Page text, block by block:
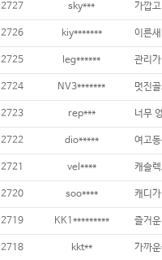
2727 sky*** 가깝
2726 kiy******* 이른
2725 leg****** 관리
2724 NV3******* 멋진
2723 rep*** 너무
2722 dio***** 여고
2721 vel**** 캐슬
2720 soo**** 캐디
2719 KK1********* 즐거
2718 kkt** 가까